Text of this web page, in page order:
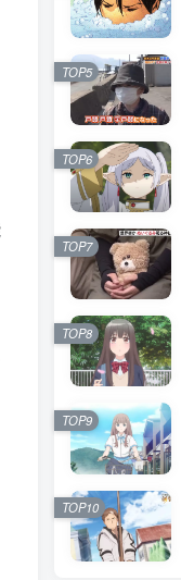
TOP5
TOP6
TOP7
TOP8
TOP9
TOP10